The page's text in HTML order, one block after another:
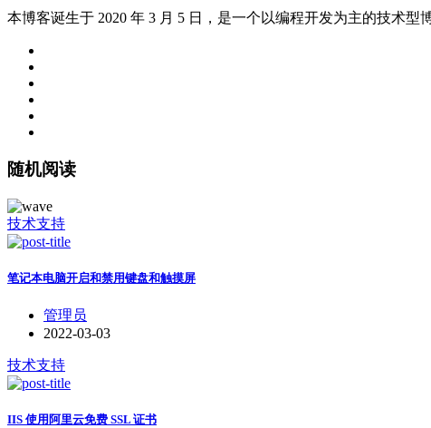
本博客诞生于 2020 年 3 月 5 日，是一个以编程开发为主的技术型
随机阅读
技术支持
笔记本电脑开启和禁用键盘和触摸屏
管理员
2022-03-03
技术支持
IIS 使用阿里云免费 SSL 证书